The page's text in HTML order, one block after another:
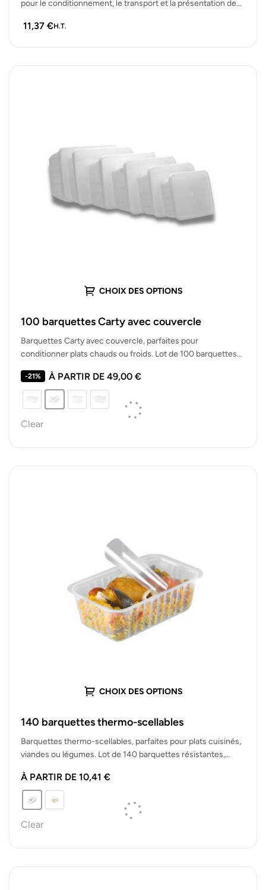
pour le conditionnement, le transport et la présentation de
11,37 €H.T.
CHOIX DES OPTIONS
100 barquettes Carty avec couvercle
Barquettes Carty avec couvercle, parfaites pour
conditionner plats chauds ou froids. Lot de 100 barquettes
-21% À PARTIR DE 49,00 €
Clear
CHOIX DES OPTIONS
140 barquettes thermo-scellables
Barquettes thermo-scellables, parfaites pour plats cuisinés,
viandes ou légumes. Lot de 140 barquettes résistantes,
À PARTIR DE 10,41 €
Clear